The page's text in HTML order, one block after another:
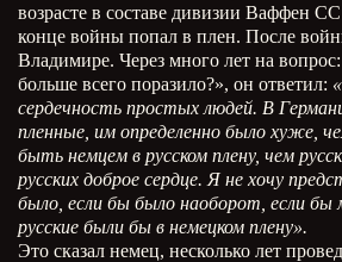
возрасте в составе дивизии Ваффен
конце войны попал в плен. После
Владимире. Через много лет на
больше всего поразило?», он ответил:
сердечность простых людей. В
пленные, им определенно было хуже,
быть немцем в русском плену, чем
русских доброе сердце. Я не хочу
было, если бы было наоборот, если бы
русские были бы в немецком плену».
Это сказал немец, несколько лет